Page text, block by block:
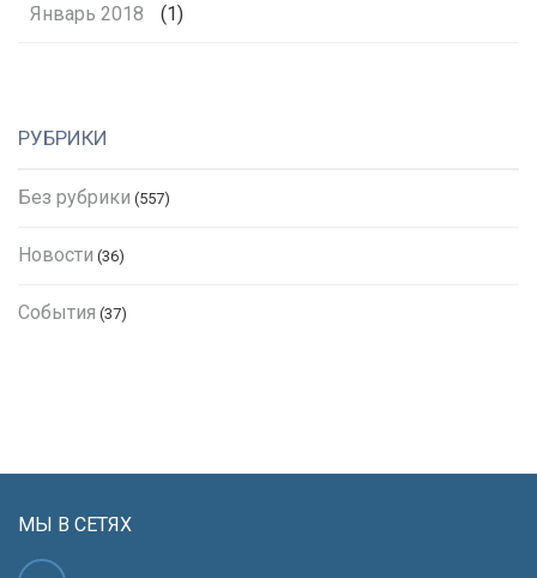
Январь 2018 (1)
РУБРИКИ
Без рубрики (557)
Новости (36)
События (37)
МЫ В СЕТЯХ